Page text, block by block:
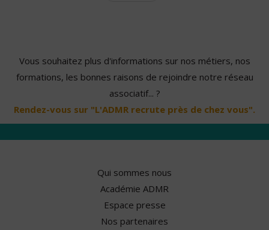
Vous souhaitez plus d'informations sur nos métiers, nos
formations, les bonnes raisons de rejoindre notre réseau
associatif... ?
Rendez-vous sur "L'ADMR recrute près de chez vous".
Qui sommes nous
Académie ADMR
Espace presse
Nos partenaires